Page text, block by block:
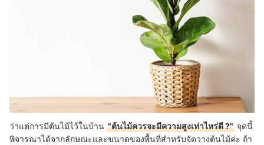
ว่าแต่การมีต้นไม้ไว้ในบ้าน "ต้นไม้ควรจะมีความสูงเท่าไหร่ดี ?" จุดนี้
พิจารณาได้จากลักษณะและขนาดของพื้นที่สำหรับจัดวางต้นไม้ค่ะ ถ้า